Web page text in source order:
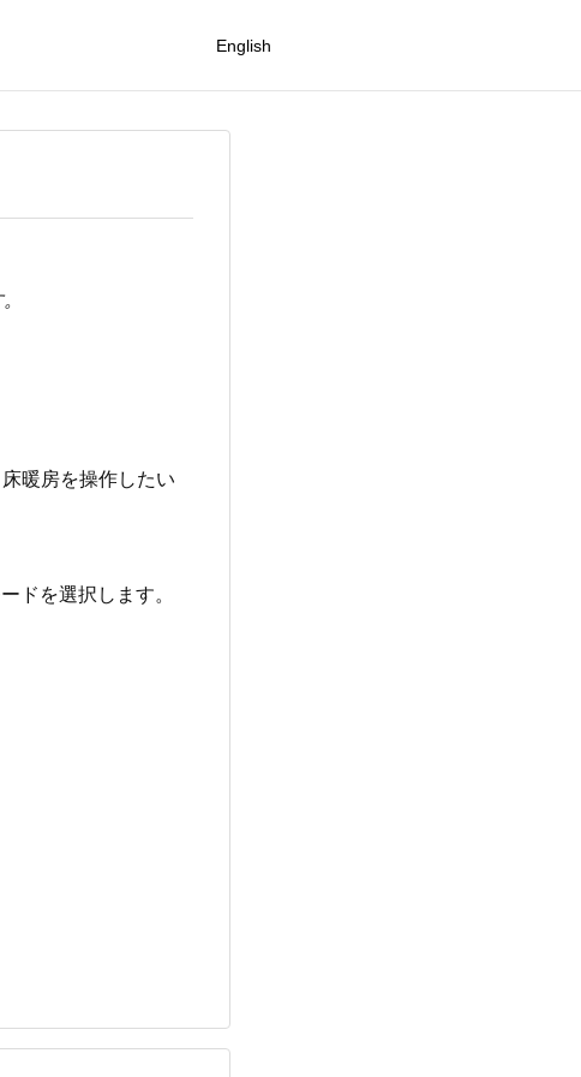
English
暖房を操作したい
ドを選択します。